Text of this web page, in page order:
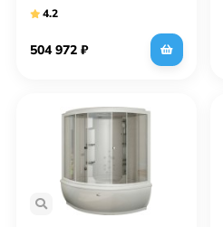
4.2
504 972 ₽